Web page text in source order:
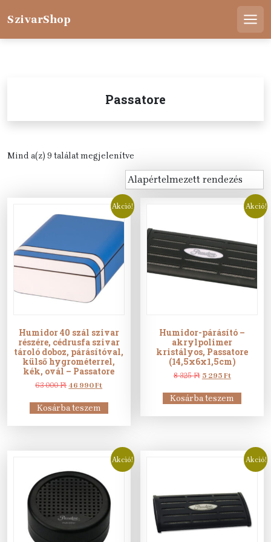
SzivarShop
Passatore
Mind a(z) 9 találat megjelenítve
Akció!
Humidor 40 szál szivar
részére, cédrusfa szivar
tároló doboz, párásítóval,
külső hygrométerrel,
kék, ovál – Passatore
63 000FtOriginal
was:
63
46 990FtCurrent
is:
46
Kosárba teszem
Akció!
Humidor-párásító –
akrylpolimer
kristályos, Passatore
(14,5x6x1,5cm)
8 325Ft Original
was:
8
5 295 FtCurrent
is:
5
Kosárba teszem
Akció! Akció!